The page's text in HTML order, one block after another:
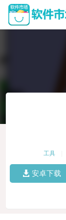
工具
安卓下载